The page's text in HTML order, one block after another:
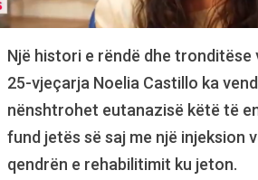
Një histori e rëndë dhe tronditëse
25-vjeçarja Noelia Castillo ka
nënshtrohet eutanazisë këtë të
fund jetës së saj me një injeksion
qendrën e rehabilitimit ku jeton.